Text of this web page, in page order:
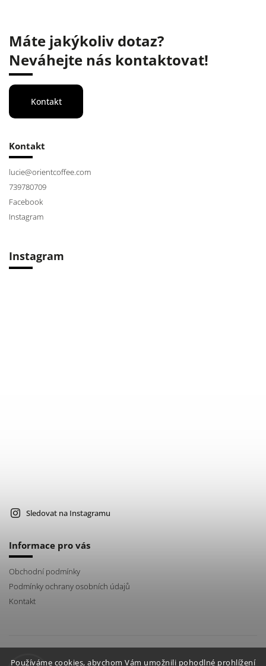
Používáme cookies, abychom Vám umožnili pohodlné prohlížení
Máte jakýkoliv dotaz?
Neváhejte nás kontaktovat!
Kontakt
Kontakt
lucie@orientcoffee.com
739780709
Facebook
Instagram
Instagram
Sledovat na Instagramu
Informace pro vás
Obchodní podmínky
Podmínky ochrany osobních údajů
Kontakt